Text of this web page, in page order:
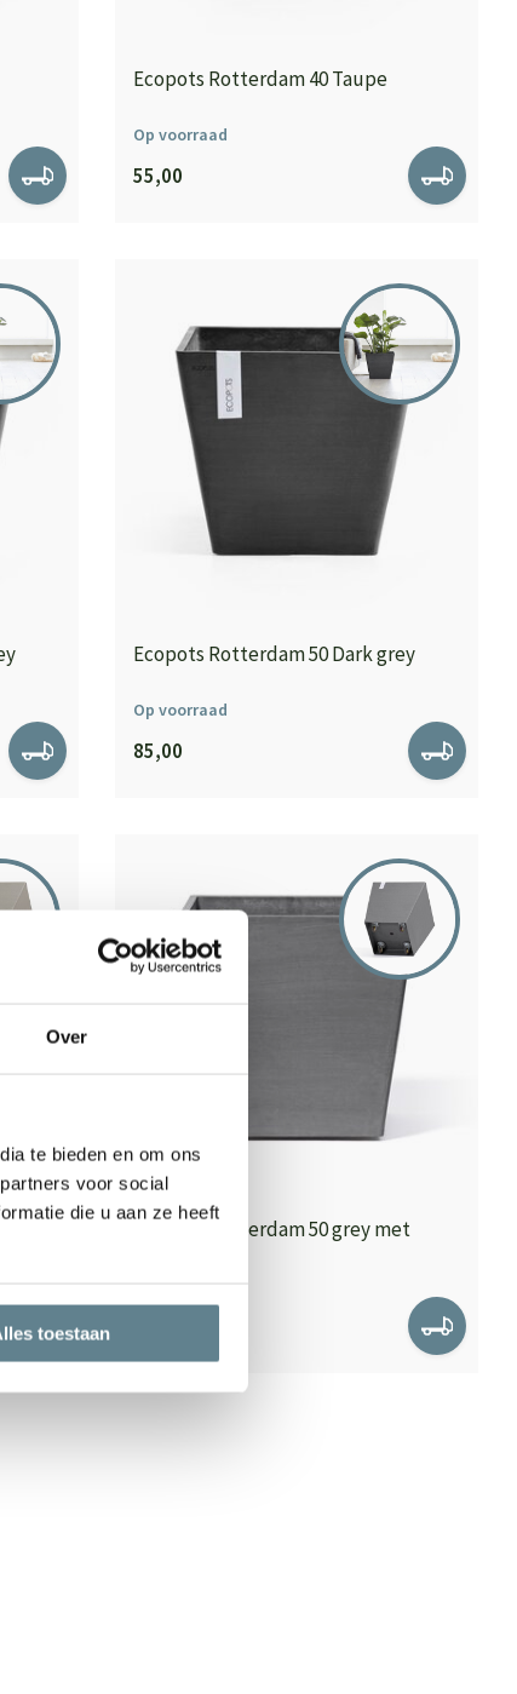
Over
te bieden en om ons
voor social
die u aan ze heeft
toestaan
Ecopots Rotterdam 40 Taupe
Op voorraad
55,00
Ecopots Rotterdam 50 Dark grey
Op voorraad
85,00
Ecopots Rotterdam 50 grey met
Op voorraad